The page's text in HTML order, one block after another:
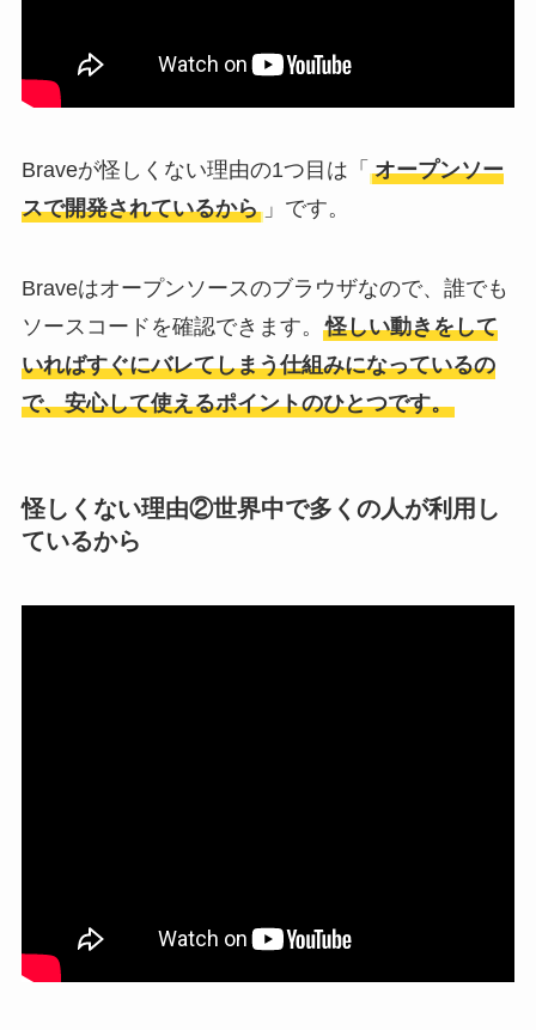
Braveが怪しくない理由の1つ目は「 オープンソー
スで開発されているから 」です。
Braveはオープンソースのブラウザなので、誰でも
ソースコードを確認できます。 怪しい動きをして
いればすぐにバレてしまう仕組みになっているの
で、安心して使えるポイントのひとつです。
怪しくない理由②世界中で多くの人が利用し
ているから